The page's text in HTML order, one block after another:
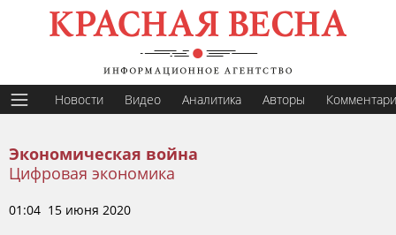
Новости Видео Аналитика Авторы
Экономическая война
Цифровая экономика
01:04 15 июня 2020